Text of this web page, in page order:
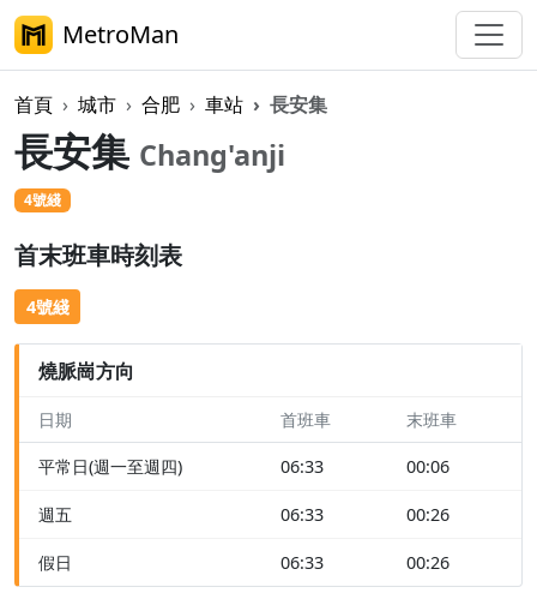
MetroMan
首頁 城市 合肥 車站 長安集
長安集 Chang'anji
4號綫
首末班車時刻表
4號綫
燒脈崗方向
日期 首班車 末班車
平常日(週一至週四) 06:33 00:06
週五 06:33 00:26
假日 06:33 00:26